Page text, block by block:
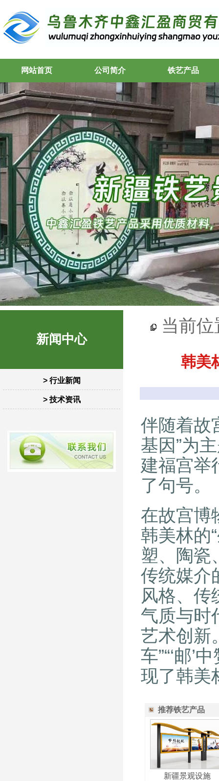
网站首页 公司简介 铁艺产品
新闻中心
> 行业新闻
> 技术资讯
当前位
韩美
伴随着故
基因”为
建福宫举
了句号。
在故宫博
韩美林的
塑、陶瓷
传统媒介
风格、传
气质与时
艺术创新
车”“‘邮’
现了韩美
推荐铁艺产品
新疆景观设施